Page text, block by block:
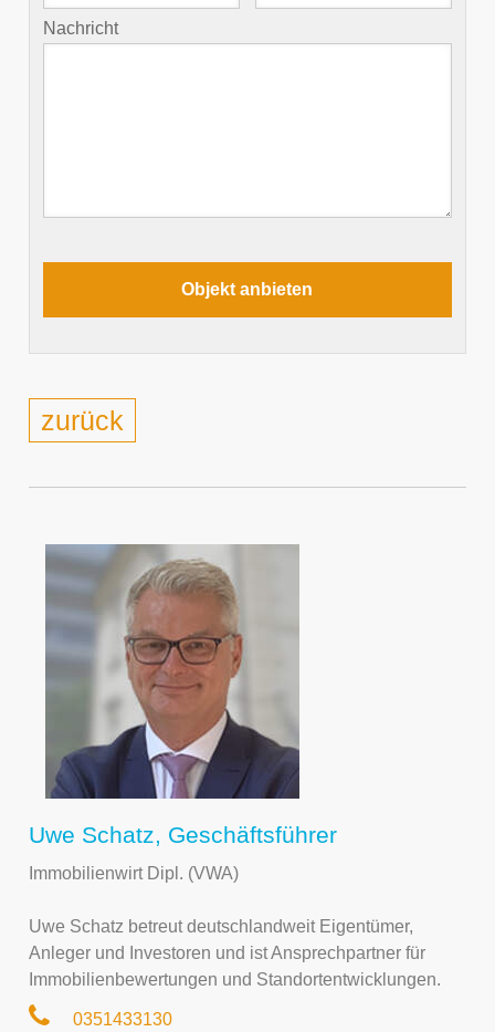
Nachricht
zurück
Uwe Schatz, Geschäftsführer
Immobilienwirt Dipl. (VWA)
Uwe Schatz betreut deutschlandweit Eigentümer,
Anleger und Investoren und ist Ansprechpartner für
Immobilienbewertungen und Standortentwicklungen.
0351433130